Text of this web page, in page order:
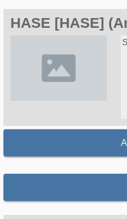
HASE [HASE]